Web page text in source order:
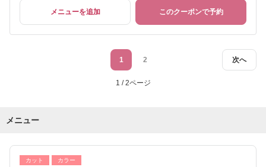
メニューを追加 このクーポンで予約
次へ
1 2
1 / 2ページ
メニュー
カット カラー